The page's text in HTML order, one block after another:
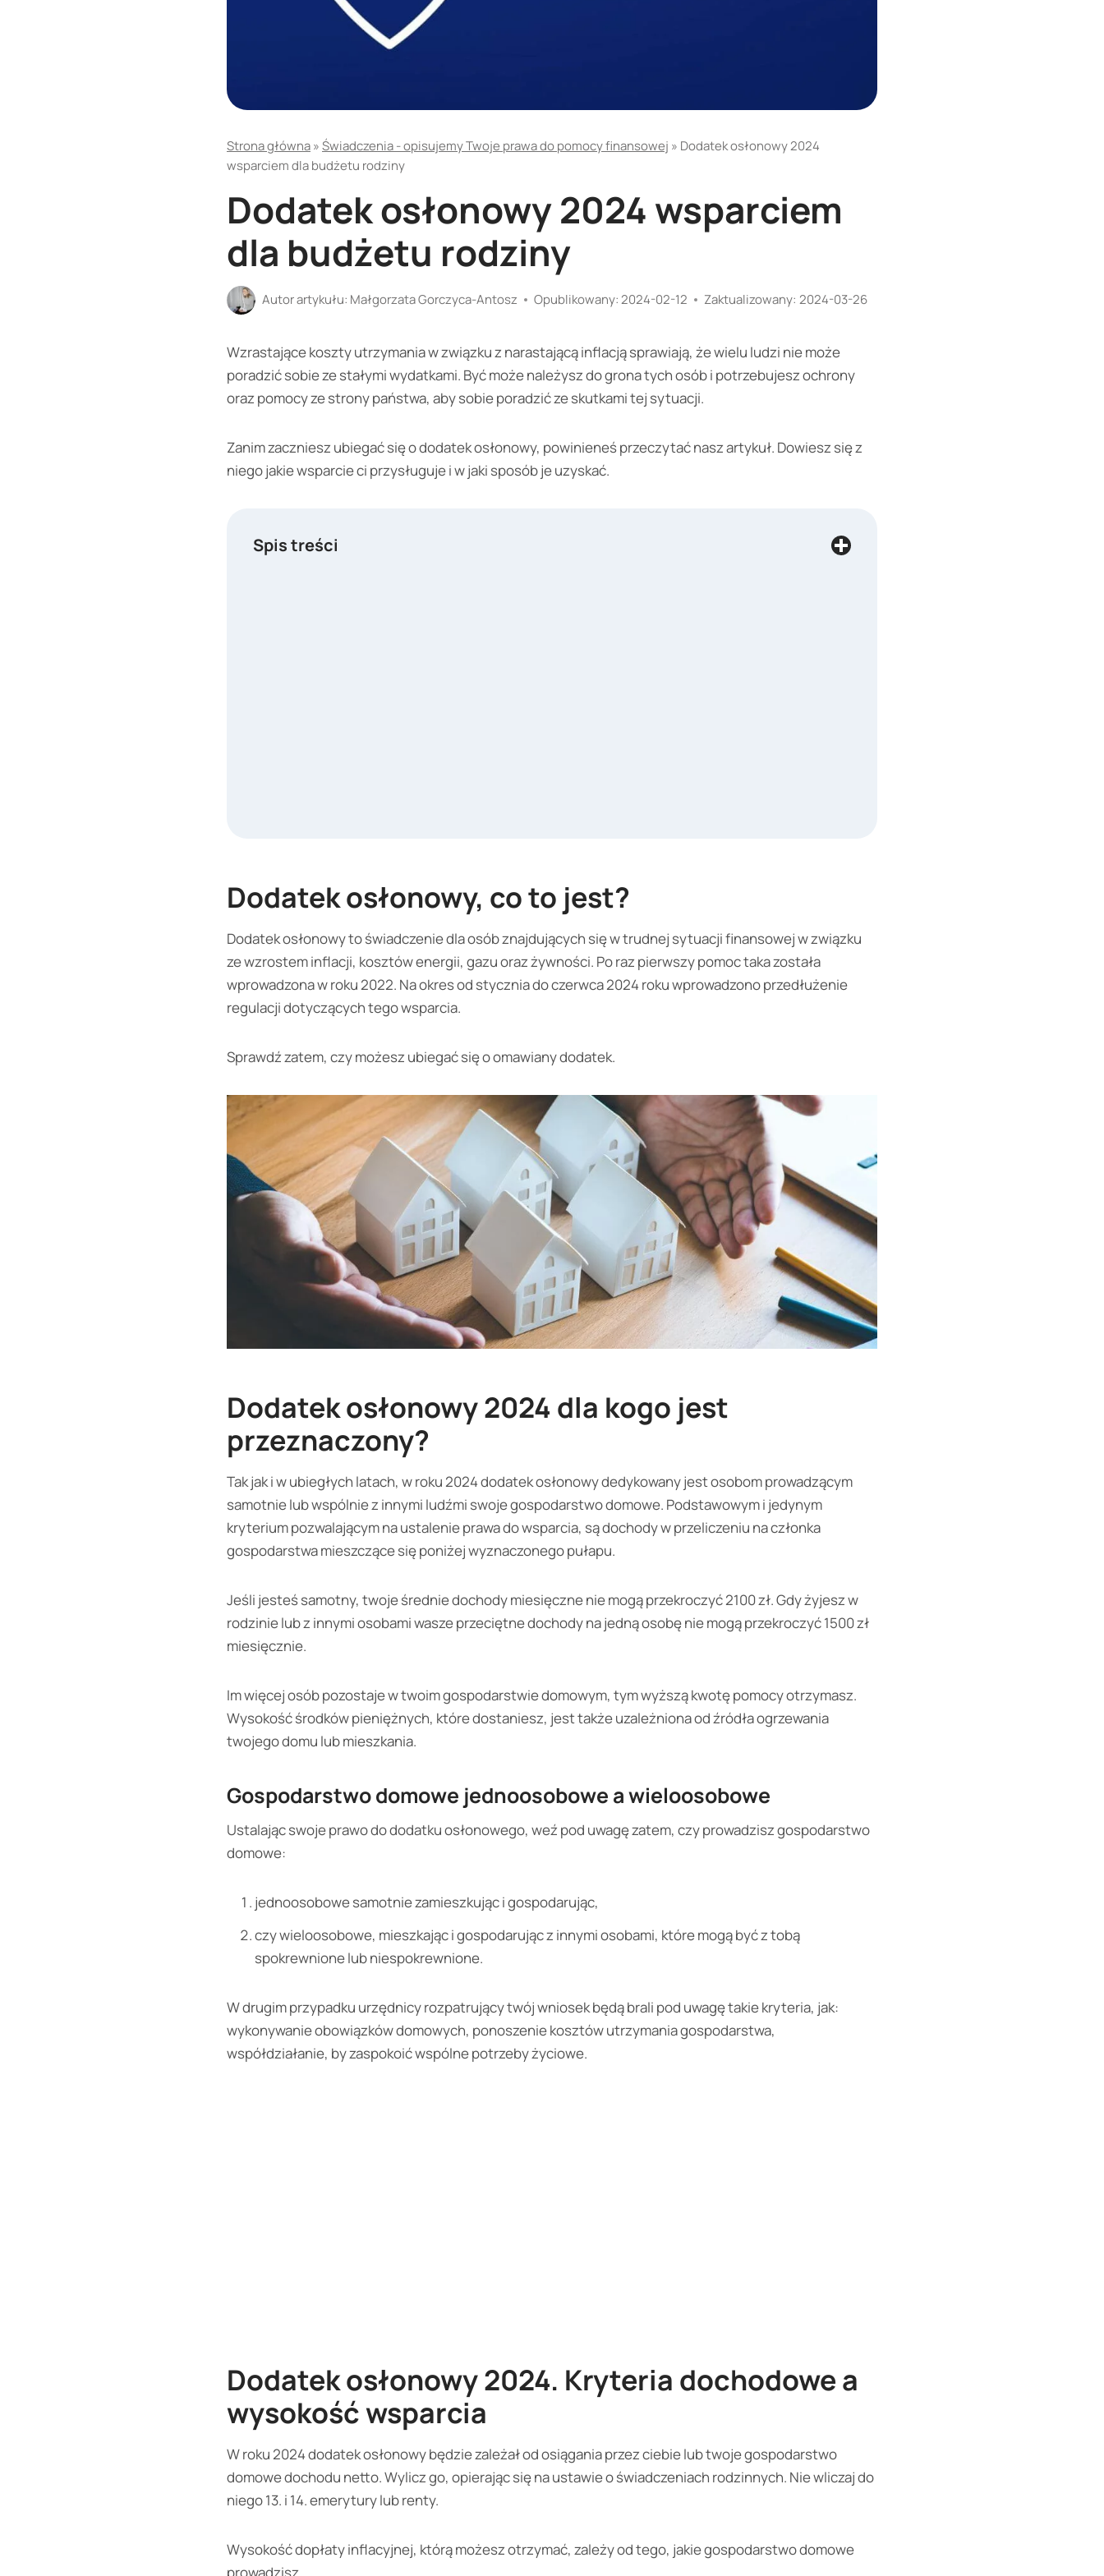
Strona główna»Świadczenia - opisujemy Twoje prawa do pomocy finansowej » Dodatek osłonowy 2024
wsparciem dla budżetu rodziny
Dodatek osłonowy 2024 wsparciem
dla budżetu rodziny
Autor artykułu: Małgorzata Gorczyca-Antosz Opublikowany: 2024-02-12 Zaktualizowany: 2024-03-26
Wzrastające koszty utrzymania w związku z narastającą inflacją sprawiają, że wielu ludzi nie może
poradzić sobie ze stałymi wydatkami. Być może należysz do grona tych osób i potrzebujesz ochrony
oraz pomocy ze strony państwa, aby sobie poradzić ze skutkami tej sytuacji.
Zanim zaczniesz ubiegać się o dodatek osłonowy, powinieneś przeczytać nasz artykuł. Dowiesz się z
niego jakie wsparcie ci przysługuje i w jaki sposób je uzyskać.
Spis treści
Dodatek osłonowy, co to jest?
Dodatek osłonowy to świadczenie dla osób znajdujących się w trudnej sytuacji finansowej w związku
ze wzrostem inflacji, kosztów energii, gazu oraz żywności. Po raz pierwszy pomoc taka została
wprowadzona w roku 2022. Na okres od stycznia do czerwca 2024 roku wprowadzono przedłużenie
regulacji dotyczących tego wsparcia.
Sprawdź zatem, czy możesz ubiegać się o omawiany dodatek.
Dodatek osłonowy 2024 dla kogo jest
przeznaczony?
Tak jak i w ubiegłych latach, w roku 2024 dodatek osłonowy dedykowany jest osobom prowadzącym
samotnie lub wspólnie z innymi ludźmi swoje gospodarstwo domowe. Podstawowym i jedynym
kryterium pozwalającym na ustalenie prawa do wsparcia, są dochody w przeliczeniu na członka
gospodarstwa mieszczące się poniżej wyznaczonego pułapu.
Jeśli jesteś samotny, twoje średnie dochody miesięczne nie mogą przekroczyć 2100 zł. Gdy żyjesz w
rodzinie lub z innymi osobami wasze przeciętne dochody na jedną osobę nie mogą przekroczyć 1500 zł
miesięcznie.
Im więcej osób pozostaje w twoim gospodarstwie domowym, tym wyższą kwotę pomocy otrzymasz.
Wysokość środków pieniężnych, które dostaniesz, jest także uzależniona od źródła ogrzewania
twojego domu lub mieszkania.
Gospodarstwo domowe jednoosobowe a wieloosobowe
Ustalając swoje prawo do dodatku osłonowego, weź pod uwagę zatem, czy prowadzisz gospodarstwo
domowe:
jednoosobowe samotnie zamieszkując i gospodarując,
czy wieloosobowe, mieszkając i gospodarując z innymi osobami, które mogą być z tobą
spokrewnione lub niespokrewnione.
W drugim przypadku urzędnicy rozpatrujący twój wniosek będą brali pod uwagę takie kryteria, jak:
wykonywanie obowiązków domowych, ponoszenie kosztów utrzymania gospodarstwa,
współdziałanie, by zaspokoić wspólne potrzeby życiowe.
Dodatek osłonowy 2024. Kryteria dochodowe a
wysokość wsparcia
W roku 2024 dodatek osłonowy będzie zależał od osiągania przez ciebie lub twoje gospodarstwo
domowe dochodu netto. Wylicz go, opierając się na ustawie o świadczeniach rodzinnych. Nie wliczaj do
niego 13. i 14. emerytury lub renty.
Wysokość dopłaty inflacyjnej, którą możesz otrzymać, zależy od tego, jakie gospodarstwo domowe